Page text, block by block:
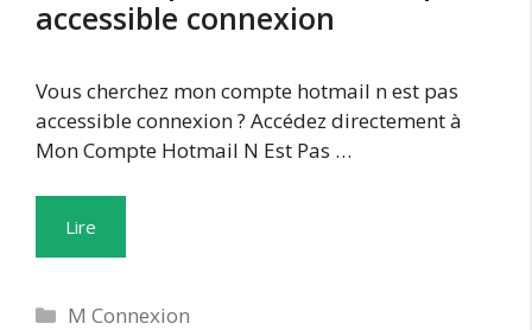
accessible connexion
Vous cherchez mon compte hotmail n est pas
accessible connexion ? Accédez directement à
Mon Compte Hotmail N Est Pas …
Lire
Catégories
M Connexion